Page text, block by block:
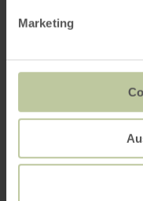
Marketing
Rangertour
Mariawald
Eifel